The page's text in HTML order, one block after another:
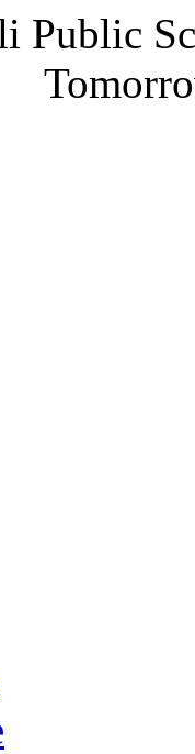
Public